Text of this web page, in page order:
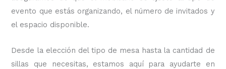
evento que estás organizando, el número de invitados y
el espacio disponible.
Desde la elección del tipo de mesa hasta la cantidad de
sillas que necesitas, estamos aquí para ayudarte en